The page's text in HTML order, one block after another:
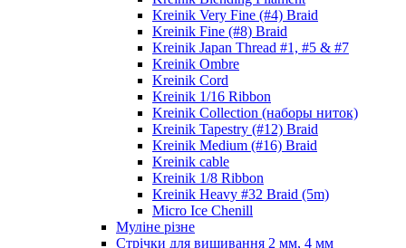
Kreinik Very Fine (#4) Braid
Kreinik Fine (#8) Braid
Kreinik Japan Thread #1, #5 & #7
Kreinik Ombre
Kreinik Cord
Kreinik 1/16 Ribbon
Kreinik Collection (наборы ниток)
Kreinik Tapestry (#12) Braid
Kreinik Medium (#16) Braid
Kreinik cable
Kreinik 1/8 Ribbon
Kreinik Heavy #32 Braid (5m)
Micro Ice Chenill
Муліне різне
Стрічки для вишивання 2 мм, 4 мм